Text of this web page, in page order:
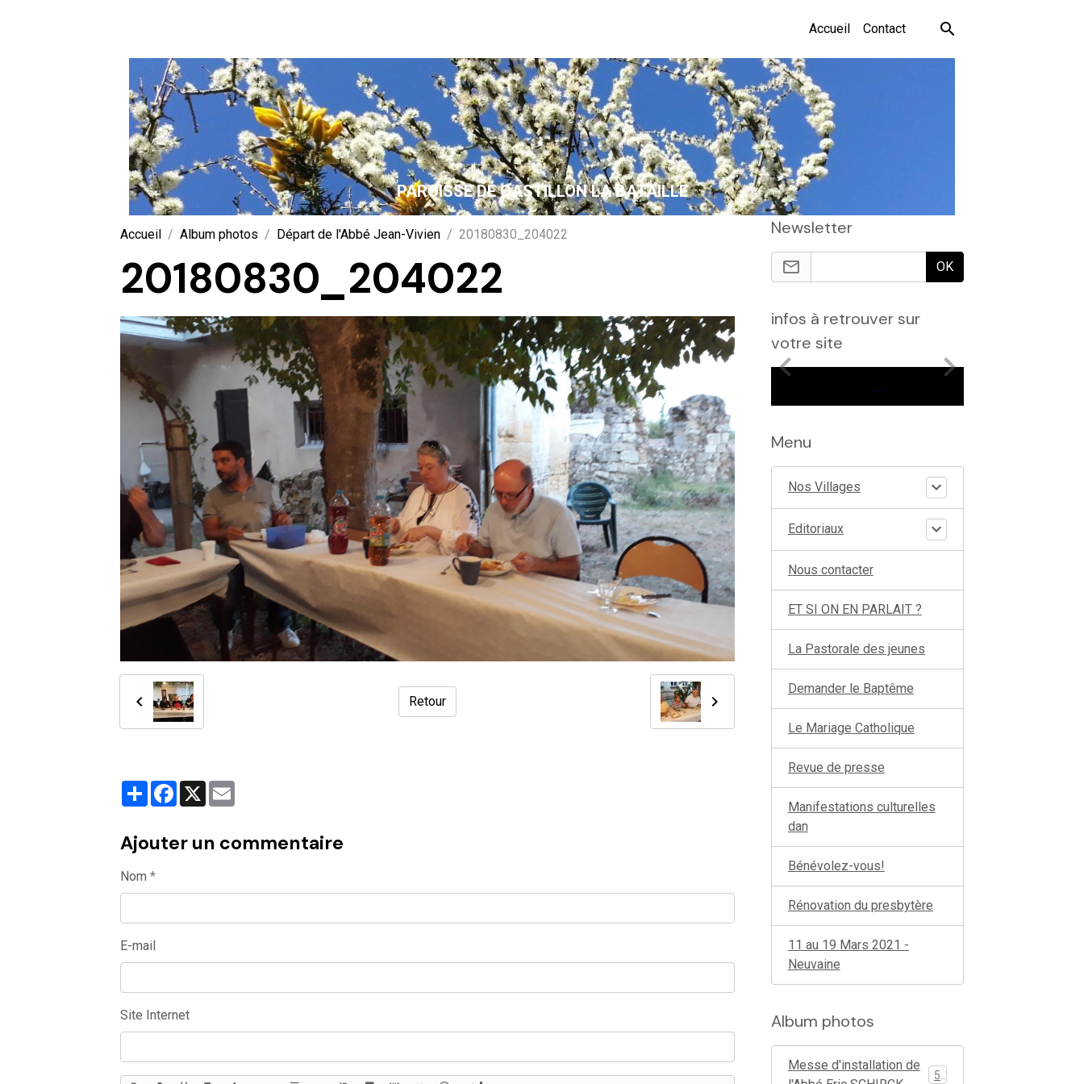
Accueil Contact
PAROISSE DE CASTILLON LA BATAILLE
Accueil Album photos Départ de l'Abbé Jean-Vivien 20180830_204022
20180830_204022
Retour
PartagerFacebook
X
Ajouter un commentaire
Nom
E-mail
Site Internet
Newsletter
OK
infos à retrouver sur
votre site
Menu
Nos Villages
Editoriaux
Nous contacter
ET SI ON EN PARLAIT ?
La Pastorale des jeunes
Demander le Baptême
Le Mariage Catholique
Revue de presse
Manifestations culturelles
dan
Bénévolez-vous!
Rénovation du presbytère
11 au 19 Mars 2021 -
Neuvaine
Album photos
Messe d'installation de